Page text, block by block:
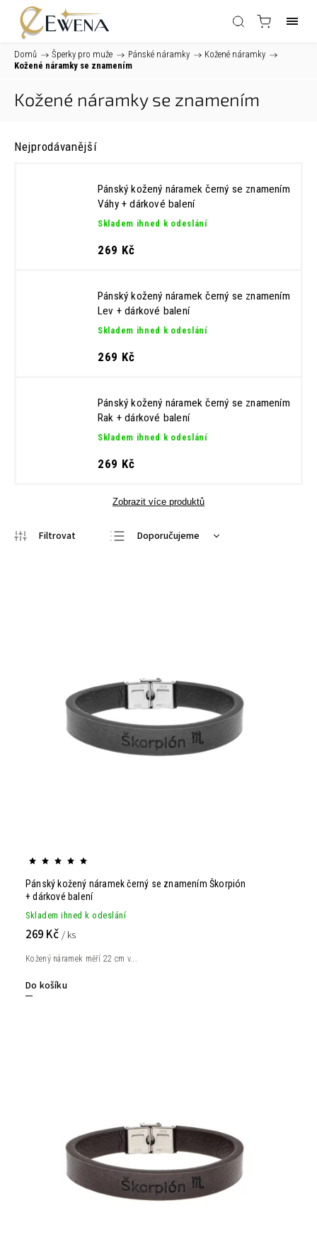
Domů / Šperky pro muže / Pánské náramky / Kožené náramky /
Kožené náramky se znamením
Kožené náramky se znamením
Nejprodávanější
Pánský kožený náramek černý se znamením
Váhy + dárkové balení
Skladem ihned k odeslání
269 Kč
Pánský kožený náramek černý se znamením
Lev + dárkové balení
Skladem ihned k odeslání
269 Kč
Pánský kožený náramek černý se znamením
Rak + dárkové balení
Skladem ihned k odeslání
269 Kč
Zobrazit více produktů
Doporučujeme
Pánský kožený náramek černý se znamením Škorpión
+ dárkové balení
Skladem ihned k odeslání
269 Kč / ks
Do košíku
Kožený náramek měří 22 cm v...